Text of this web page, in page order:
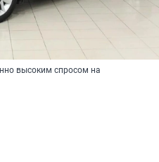
высоким спросом на